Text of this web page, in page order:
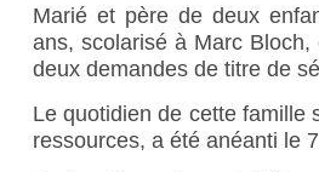
Marié et père de deux
ans, scolarisé à Marc
deux demandes de titre de
Le quotidien de cette famille
ressources, a été anéanti le